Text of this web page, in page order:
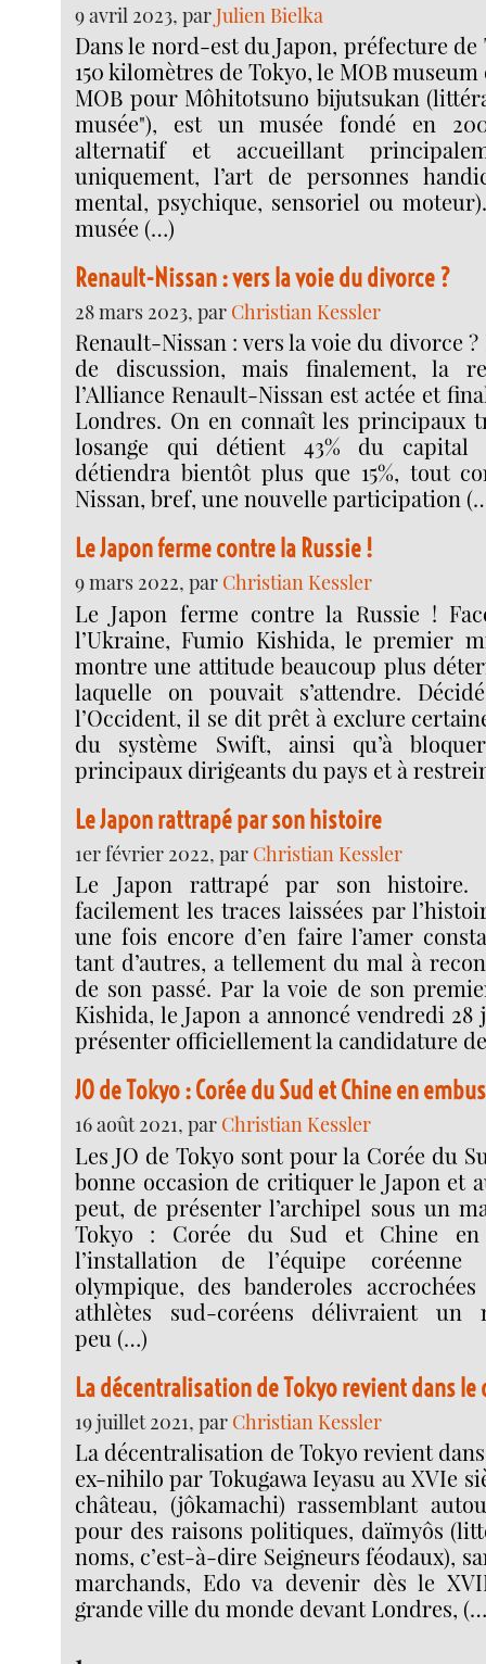
9 avril 2023, parJulien Bielka
Dans le nord-est du Japon, préfecture
150 kilomètres de Tokyo, le MOB
MOB pour Môhitotsuno bijutsukan
musée"), est un musée fondé en
alternatif et accueillant
uniquement, l’art de personnes
mental, psychique, sensoriel ou
musée (…)
Renault-Nissan : vers la voie du divorce ?
28 mars 2023, par Christian Kessler
Renault-Nissan : vers la voie du divorce
de discussion, mais finalement, la
l’Alliance Renault-Nissan est actée et
Londres. On en connaît les principaux
losange qui détient 43% du capital
détiendra bientôt plus que 15%, tout
Nissan, bref, une nouvelle participation
Le Japon ferme contre la Russie !
9 mars 2022, par Christian Kessler
Le Japon ferme contre la Russie !
l’Ukraine, Fumio Kishida, le premier
montre une attitude beaucoup plus
laquelle on pouvait s’attendre.
l’Occident, il se dit prêt à exclure
du système Swift, ainsi qu’à
principaux dirigeants du pays et à
Le Japon rattrapé par son histoire
1er février 2022, par Christian Kessler
Le Japon rattrapé par son histoire.
facilement les traces laissées par
une fois encore d’en faire l’amer
tant d’autres, a tellement du mal à
de son passé. Par la voie de son
Kishida, le Japon a annoncé vendredi 28
présenter officiellement la candidature
JO de Tokyo : Corée du Sud et Chine en
16 août 2021, par Christian Kessler
Les JO de Tokyo sont pour la Corée du
bonne occasion de critiquer le Japon et
peut, de présenter l’archipel sous un
Tokyo : Corée du Sud et Chine en
l’installation de l’équipe
olympique, des banderoles
athlètes sud-coréens délivraient un
peu (…)
La décentralisation de Tokyo revient dans le
19 juillet 2021, par Christian Kessler
La décentralisation de Tokyo revient
ex-nihilo par Tokugawa Ieyasu au XVIe
château, (jôkamachi) rassemblant
pour des raisons politiques, daïmyôs
noms, c’est-à-dire Seigneurs féodaux),
marchands, Edo va devenir dès le
grande ville du monde devant Londres,